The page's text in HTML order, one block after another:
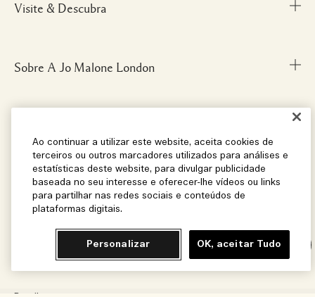
Chat
Meu Perfil
Personal Shopper
Visite & Descubra
Descubra uma Fragrância
Sobre A Jo Malone London
Informações da Marca
Carreiras
Termos e Condições
Social
Localização e Idioma
Ao continuar a utilizar este website, aceita cookies de
terceiros ou outros marcadores utilizados para análises e
estatísticas deste website, para divulgar publicidade
baseada no seu interesse e oferecer-lhe vídeos ou links
para partilhar nas redes sociais e conteúdos de
plataformas digitais.
Personalizar OK, aceitar Tudo